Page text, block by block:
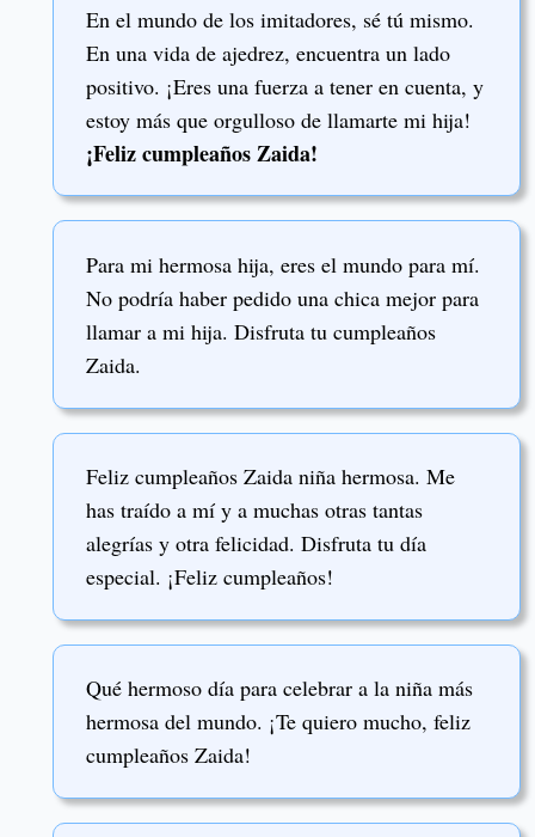
En el mundo de los imitadores, sé tú mismo.
En una vida de ajedrez, encuentra un lado
positivo. ¡Eres una fuerza a tener en cuenta, y
estoy más que orgulloso de llamarte mi hija!
¡Feliz cumpleaños Zaida!
Para mi hermosa hija, eres el mundo para mí.
No podría haber pedido una chica mejor para
llamar a mi hija. Disfruta tu cumpleaños
Zaida.
Feliz cumpleaños Zaida niña hermosa. Me
has traído a mí y a muchas otras tantas
alegrías y otra felicidad. Disfruta tu día
especial. ¡Feliz cumpleaños!
Qué hermoso día para celebrar a la niña más
hermosa del mundo. ¡Te quiero mucho, feliz
cumpleaños Zaida!